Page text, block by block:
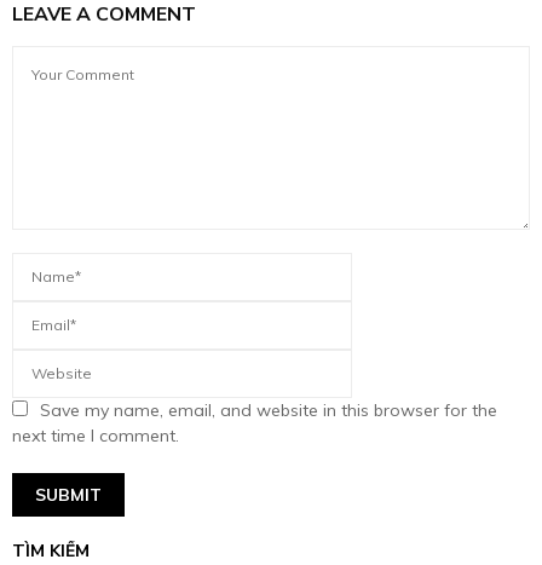
LEAVE A COMMENT
Save my name, email, and website in this browser for the
next time I comment.
TÌM KIẾM